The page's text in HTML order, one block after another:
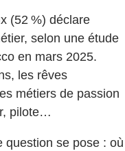
(52 %) déclare
selon une étude
en mars 2025.
les rêves
métiers de passion
pilote…
question se pose : où